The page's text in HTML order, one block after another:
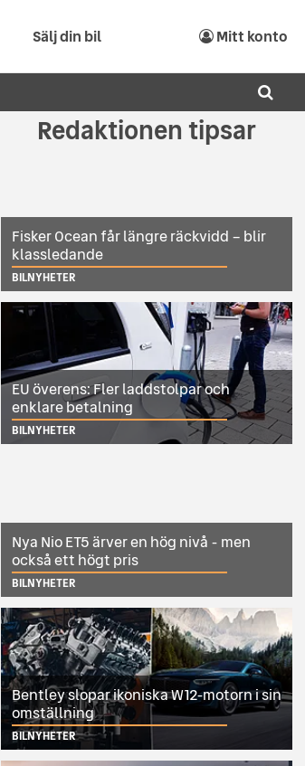
Sälj din bil Mitt konto
Redaktionen tipsar
Fisker Ocean får längre räckvidd – blir
klassledande
BILNYHETER
EU överens: Fler laddstolpar och
enklare betalning
BILNYHETER
Nya Nio ET5 ärver en hög nivå - men
också ett högt pris
BILNYHETER
Bentley slopar ikoniska W12-motorn i sin
omställning
BILNYHETER